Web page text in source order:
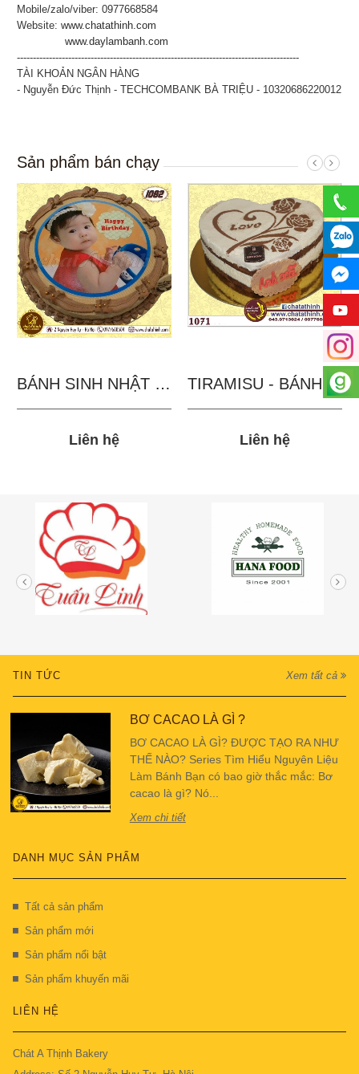
Mobile/zalo/viber: 0977668584
Website:www.chatathinh.com
www.daylambanh.com
----------------------------------------------------------------------------------------
TÀI KHOẢN NGÂN HÀNG
- Nguyễn Đức Thịnh - TECHCOMBANK BÀ TRIỆU - 10320686220012
Sản phẩm bán chạy
BÁNH SINH NHẬT IN...
Liên hệ
TIRAMISU - BÁNH TẶNG...
Liên hệ
TIN TỨC Xem tất cả
BƠ CACAO LÀ GÌ ?
BƠ CACAO LÀ GÌ? ĐƯỢC TẠO RA NHƯ
THẾ NÀO? Series Tìm Hiểu Nguyên Liệu
Làm Bánh Bạn có bao giờ thắc mắc: Bơ
cacao là gì? Nó...
Xem chi tiết
DANH MỤC SẢN PHẨM
Tất cả sản phẩm
Sản phẩm mới
Sản phẩm nổi bật
Sản phẩm khuyến mãi
LIÊN HỆ
Chát A Thịnh Bakery